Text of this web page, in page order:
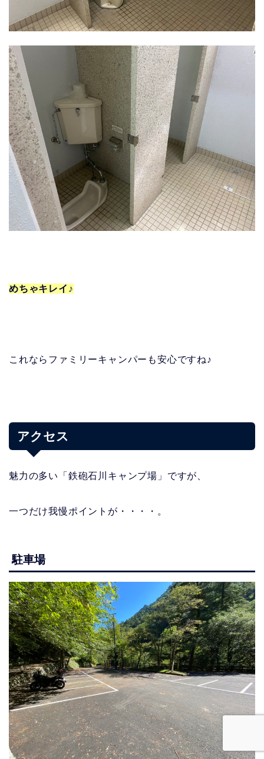
めちゃキレイ♪
これならファミリーキャンパーも安心ですね♪
アクセス
魅力の多い「鉄砲石川キャンプ場」ですが、
一つだけ我慢ポイントが・・・・。
駐車場